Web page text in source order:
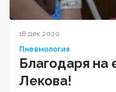
18 дек 2020
Пневмология
Благодаря на
Лекова!